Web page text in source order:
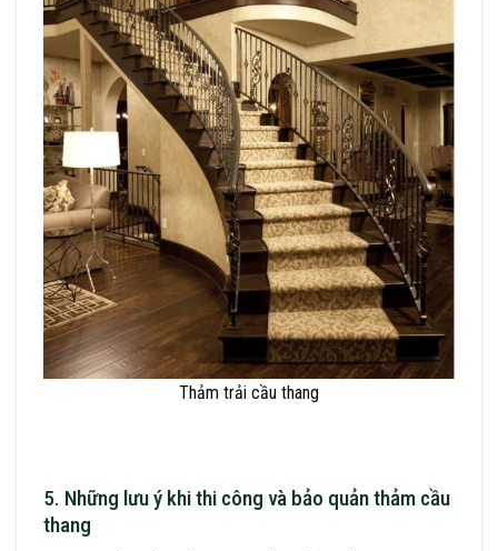
Thảm trải cầu thang
5. Những lưu ý khi thi công và bảo quản thảm cầu
thang